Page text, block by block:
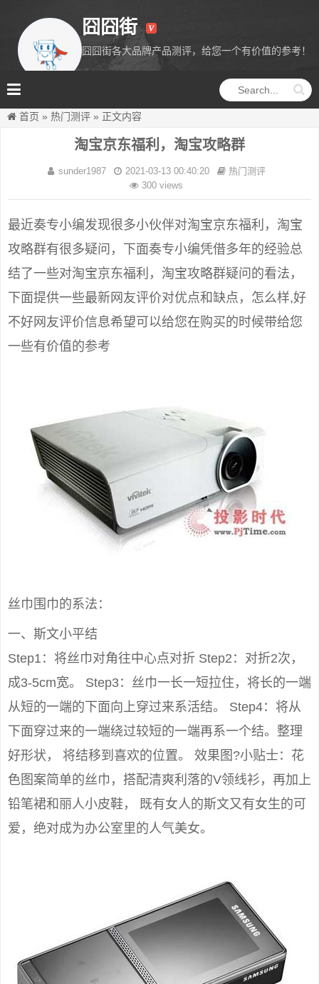
囧囧街
囧囧街各大品牌产品测评，给您一个有价值的参考！
首页 » 热门测评 » 正文内容
淘宝京东福利，淘宝攻略群
sunder1987 2021-03-13 00:40:20
热门测评
300 views
最近奏专小编发现很多小伙伴对淘宝京东福利，淘宝
攻略群有很多疑问，下面奏专小编凭借多年的经验总
结了一些对淘宝京东福利，淘宝攻略群疑问的看法，
下面提供一些最新网友评价对优点和缺点，怎么样,好
不好网友评价信息希望可以给您在购买的时候带给您
一些有价值的参考
丝巾围巾的系法：
一、斯文小平结
Step1：将丝巾对角往中心点对折 Step2：对折2次，
成3-5cm宽。 Step3：丝巾一长一短拉住，将长的一端
从短的一端的下面向上穿过来系活结。 Step4：将从
下面穿过来的一端绕过较短的一端再系一个结。整理
好形状， 将结移到喜欢的位置。 效果图?小贴士：花
色图案简单的丝巾，搭配清爽利落的V领线衫，再加上
铅笔裙和丽人小皮鞋， 既有女人的斯文又有女生的可
爱，绝对成为办公室里的人气美女。